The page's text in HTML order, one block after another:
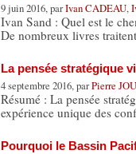
9 juin 2016, parIvan CADEAU,
Ivan Sand : Quel est le
De nombreux livres
La pensée stratégique
4 septembre 2016, parPierre
Résumé : La pensée
expérience unique des
Pourquoi le Bassin